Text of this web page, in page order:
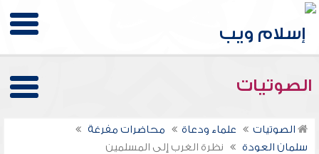
الصوتيات
الصوتيات علماء ودعاة
محاضرات مفرغة
سلمان العودة
نظرة الغرب إلى المسلمين